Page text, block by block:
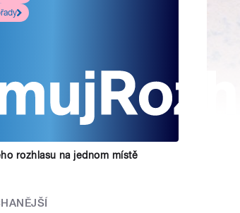
rozhlasu na jednom místě